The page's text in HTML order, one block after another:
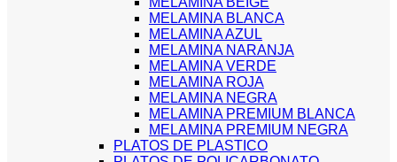
MELAMINA BLANCA
MELAMINA AZUL
MELAMINA NARANJA
MELAMINA VERDE
MELAMINA ROJA
MELAMINA NEGRA
MELAMINA PREMIUM BLANCA
MELAMINA PREMIUM NEGRA
PLATOS DE PLASTICO